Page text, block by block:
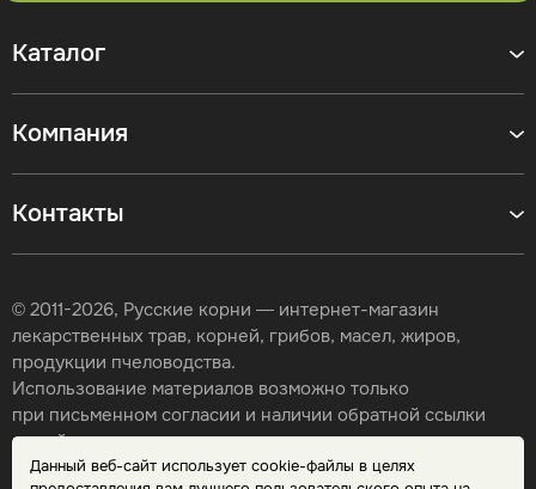
Данный веб-сайт использует cookie-файлы в целях
Контакты
Каталог
Компания
© 2011-2026, Русские корни — интернет-магазин
лекарственных трав, корней, грибов, масел, жиров,
продукции пчеловодства.
Использование материалов возможно только
при письменном согласии и наличии обратной ссылки
на сайт.